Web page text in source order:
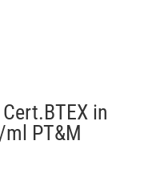
in
PT&M